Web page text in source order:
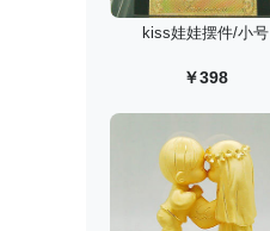
kiss娃娃摆件/小号
￥398